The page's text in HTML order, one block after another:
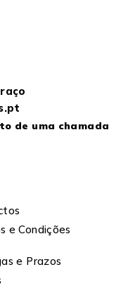
de uma chamada
e Condições
e Prazos